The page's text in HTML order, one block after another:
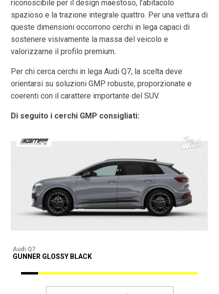
riconoscibile per il design maestoso, l’abitacolo
spazioso e la trazione integrale quattro. Per una vettura di
queste dimensioni occorrono cerchi in lega capaci di
sostenere visivamente la massa del veicolo e
valorizzarne il profilo premium.
Per chi cerca cerchi in lega Audi Q7, la scelta deve
orientarsi su soluzioni GMP robuste, proporzionate e
coerenti con il carattere importante del SUV.
Di seguito i cerchi GMP consigliati:
Audi Q7
GUNNER GLOSSY BLACK